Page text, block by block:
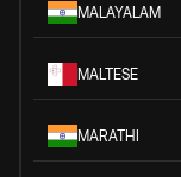
MALAYALAM
MALTESE
MARATHI